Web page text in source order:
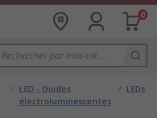
0
/ LED - Diodes
électroluminescentes
/ LEDs